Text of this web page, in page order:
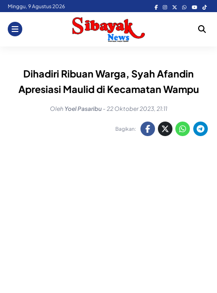
Skip
content
Minggu, 9 Agustus 2026
Dihadiri Ribuan Warga, Syah Afandin
Apresiasi Maulid di Kecamatan Wampu
Oleh Yoel Pasaribu - 22 Oktober 2023, 21:11
Bagikan: